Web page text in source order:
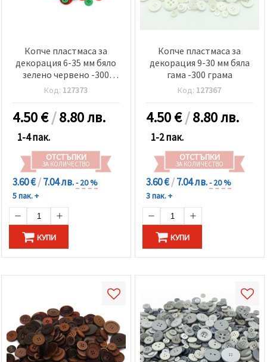
Копче пластмаса за
декорация 6-35 мм бяло
зелено червено -300
грама
Код: 127373
4.50€/8.80 лв.
1-4 пак.
ОТСТЪПКИ
ЗА КОЛИЧЕСТВО
3.60 €/7.04 лв.- 20 %
5 пак. +
КУПИ
Копче пластмаса за
декорация 9-30 мм бяла
гама -300 грама
Код: 127367
4.50€/8.80 лв.
1-2 пак.
ОТСТЪПКИ
ЗА КОЛИЧЕСТВО
3.60 €/7.04 лв.- 20 %
3 пак. +
КУПИ